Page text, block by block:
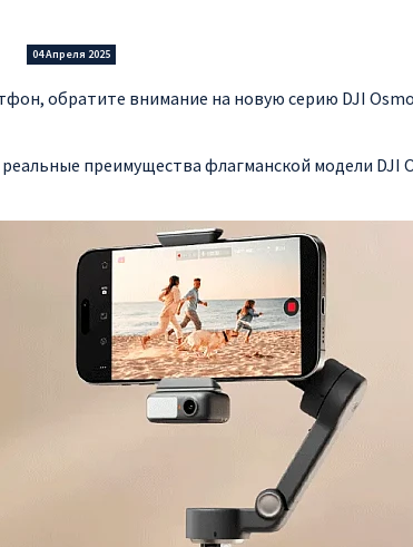
04 Апреля 2025
обратите внимание на новую серию DJI
преимущества флагманской модели DJI